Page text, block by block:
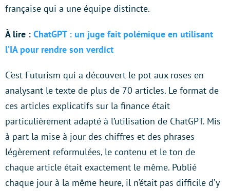
française qui a une équipe distincte.
À lire : ChatGPT : un juge fait polémique en utilisant
l’IA pour rendre son verdict
C’est Futurism qui a découvert le pot aux roses en
analysant le texte de plus de 70 articles. Le format de
ces articles explicatifs sur la finance était
particulièrement adapté à l’utilisation de ChatGPT. Mis
à part la mise à jour des chiffres et des phrases
légèrement reformulées, le contenu et le ton de
chaque article était exactement le même. Publié
chaque jour à la même heure, il n’était pas difficile d’y